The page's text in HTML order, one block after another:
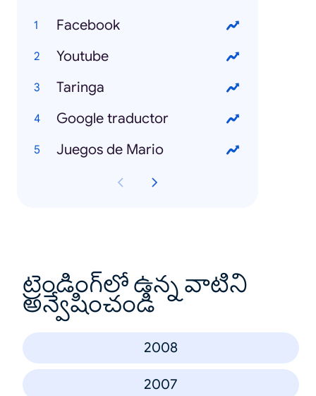
Facebook
Youtube
Taringa
Google traductor
Juegos de Mario
ట్రెండింగ్‌లో ఉన్న వాటిని
అన్వేషించండి
2008
2007